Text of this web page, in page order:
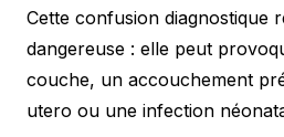
Cette confusion diagnostique
dangereuse : elle peut
couche, un accouchement
utero ou une infection